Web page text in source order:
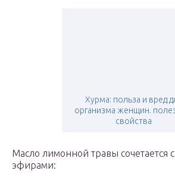
Хурма: польза и вред
организма женщин.
свойства
Масло лимонной травы сочетается
эфирами: